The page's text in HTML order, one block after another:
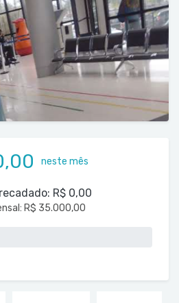
neste mês
R$ 0,00
R$ 35.000,00